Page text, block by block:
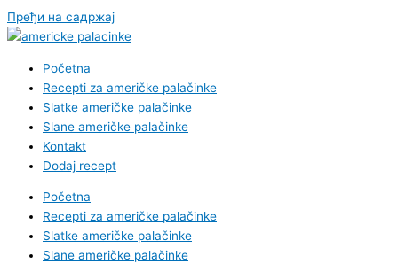
Пређи на садржај
Početna
Recepti za američke palačinke
Slatke američke palačinke
Slane američke palačinke
Kontakt
Dodaj recept
Početna
Recepti za američke palačinke
Slatke američke palačinke
Slane američke palačinke